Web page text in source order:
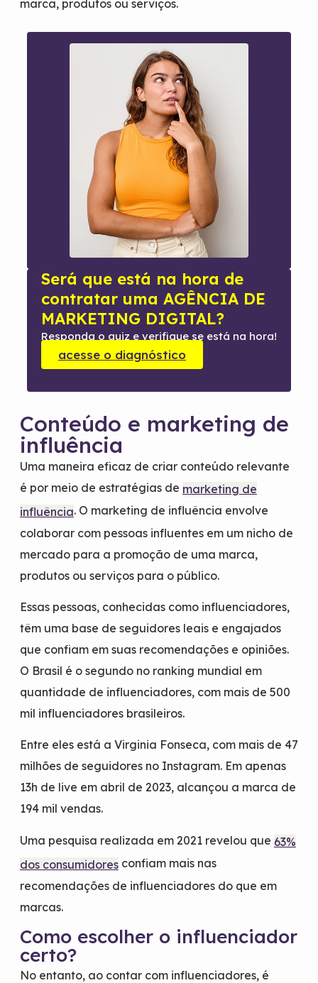
marca, produtos ou serviços.
Será que está na hora de
contratar uma AGÊNCIA DE
MARKETING DIGITAL?
Responda o quiz e verifique se está na hora!
acesse o diagnóstico
Conteúdo e marketing de
influência
Uma maneira eficaz de criar conteúdo relevante
é por meio de estratégias de marketing de
influência. O marketing de influência envolve
colaborar com pessoas influentes em um nicho de
mercado para a promoção de uma marca,
produtos ou serviços para o público.
Essas pessoas, conhecidas como influenciadores,
têm uma base de seguidores leais e engajados
que confiam em suas recomendações e opiniões.
O Brasil é o segundo no ranking mundial em
quantidade de influenciadores, com mais de 500
mil influenciadores brasileiros.
Entre eles está a Virginia Fonseca, com mais de 47
milhões de seguidores no Instagram. Em apenas
13h de live em abril de 2023, alcançou a marca de
194 mil vendas.
Uma pesquisa realizada em 2021 revelou que 63%
dos consumidoresconfiam mais nas
recomendações de influenciadores do que em
marcas.
Como escolher o influenciador
certo?
No entanto, ao contar com influenciadores, é